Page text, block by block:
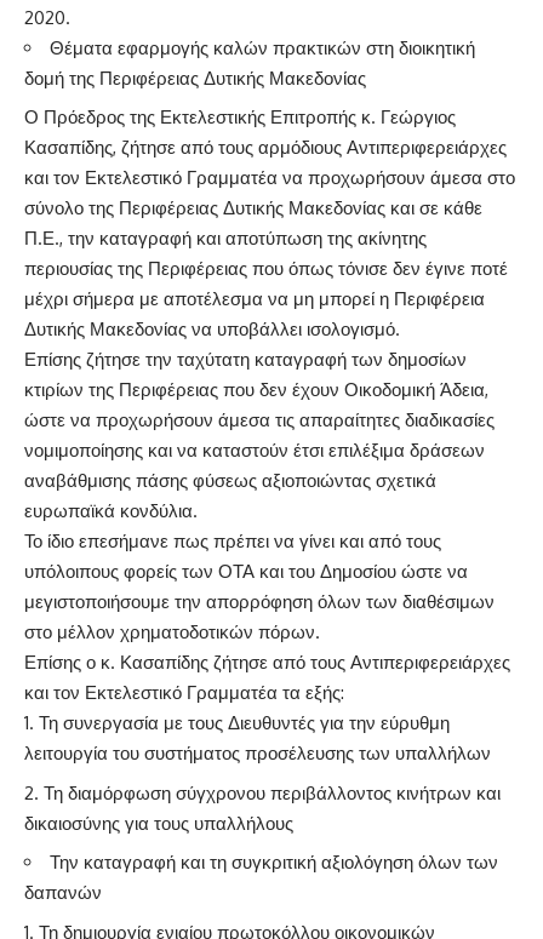
2020.
Θέματα εφαρμογής καλών πρακτικών στη διοικητική
δομή της Περιφέρειας Δυτικής Μακεδονίας
Ο Πρόεδρος της Εκτελεστικής Επιτροπής κ. Γεώργιος
Κασαπίδης, ζήτησε από τους αρμόδιους Αντιπεριφερειάρχες
και τον Εκτελεστικό Γραμματέα να προχωρήσουν άμεσα στο
σύνολο της Περιφέρειας Δυτικής Μακεδονίας και σε κάθε
Π.Ε., την καταγραφή και αποτύπωση της ακίνητης
περιουσίας της Περιφέρειας που όπως τόνισε δεν έγινε ποτέ
μέχρι σήμερα με αποτέλεσμα να μη μπορεί η Περιφέρεια
Δυτικής Μακεδονίας να υποβάλλει ισολογισμό.
Επίσης ζήτησε την ταχύτατη καταγραφή των δημοσίων
κτιρίων της Περιφέρειας που δεν έχουν Οικοδομική Άδεια,
ώστε να προχωρήσουν άμεσα τις απαραίτητες διαδικασίες
νομιμοποίησης και να καταστούν έτσι επιλέξιμα δράσεων
αναβάθμισης πάσης φύσεως αξιοποιώντας σχετικά
ευρωπαϊκά κονδύλια.
Το ίδιο επεσήμανε πως πρέπει να γίνει και από τους
υπόλοιπους φορείς των ΟΤΑ και του Δημοσίου ώστε να
μεγιστοποιήσουμε την απορρόφηση όλων των διαθέσιμων
στο μέλλον χρηματοδοτικών πόρων.
Επίσης ο κ. Κασαπίδης ζήτησε από τους Αντιπεριφερειάρχες
και τον Εκτελεστικό Γραμματέα τα εξής:
Τη συνεργασία με τους Διευθυντές για την εύρυθμη
λειτουργία του συστήματος προσέλευσης των υπαλλήλων
Τη διαμόρφωση σύγχρονου περιβάλλοντος κινήτρων και
δικαιοσύνης για τους υπαλλήλους
Την καταγραφή και τη συγκριτική αξιολόγηση όλων των
δαπανών
Τη δημιουργία ενιαίου πρωτοκόλλου οικονομικών